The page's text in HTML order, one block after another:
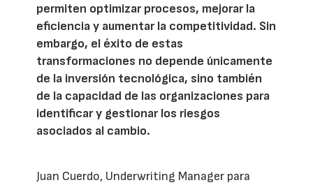
permiten optimizar procesos, mejorar la
eficiencia y aumentar la competitividad. Sin
embargo, el éxito de estas
transformaciones no depende únicamente
de la inversión tecnológica, sino también
de la capacidad de las organizaciones para
identificar y gestionar los riesgos
asociados al cambio.
Juan Cuerdo, Underwriting Manager para